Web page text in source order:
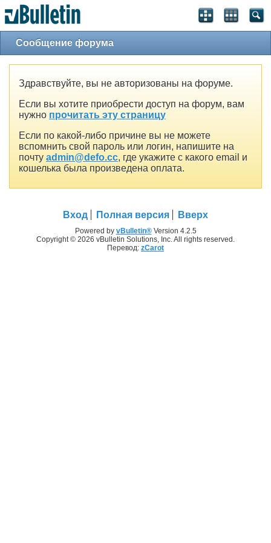
Сообщение форума
Здравствуйте, вы не авторизованы на форуме.
Если вы хотите приобрести доступ на форум, вам
нужно прочитать эту страницу
Если по какой-либо причине вы не можете
вспомнить свой пароль или логин, напишите на
почту admin@defo.cc, где укажите с какого email и
кошелька была произведена оплата.
Вход Полная версия Вверх
Powered by vBulletin®Version 4.2.5
Copyright © 2026 vBulletin Solutions, Inc. All rights reserved.
Перевод: zCarot